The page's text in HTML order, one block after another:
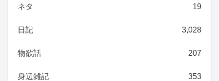
ネタ 19
日記 3,028
物欲話 207
身辺雑記 353